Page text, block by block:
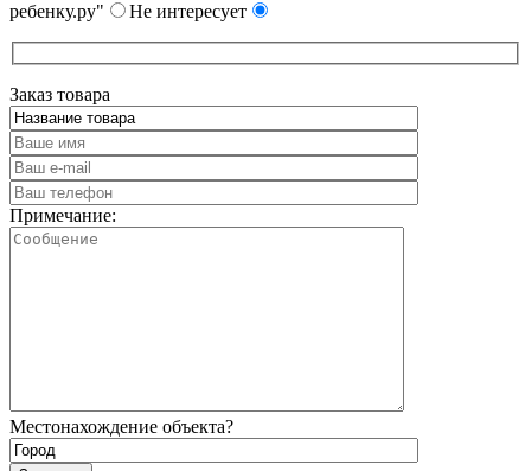
ребенку.ру"
Не интересует
Заказ товара
Примечание:
Местонахождение объекта?